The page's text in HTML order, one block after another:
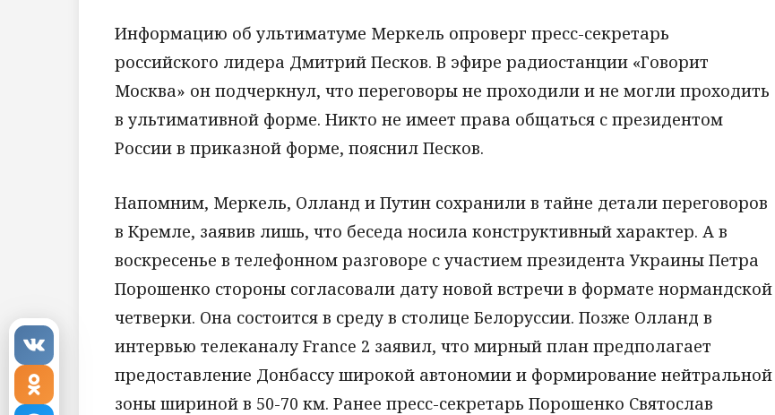
Информацию об ультиматуме Меркель опроверг пресс-секретарь
российского лидера Дмитрий Песков. В эфире радиостанции «Говорит
Москва» он подчеркнул, что переговоры не проходили и не могли проходить
в ультимативной форме. Никто не имеет права общаться с президентом
России в приказной форме, пояснил Песков.
Напомним, Меркель, Олланд и Путин сохранили в тайне детали переговоров
в Кремле, заявив лишь, что беседа носила конструктивный характер. А в
воскресенье в телефонном разговоре с участием президента Украины Петра
Порошенко стороны согласовали дату новой встречи в формате нормандской
четверки. Она состоится в среду в столице Белоруссии. Позже Олланд в
интервью телеканалу France 2 заявил, что мирный план предполагает
предоставление Донбассу широкой автономии и формирование нейтральной
зоны шириной в 50-70 км. Ранее пресс-секретарь Порошенко Святослав